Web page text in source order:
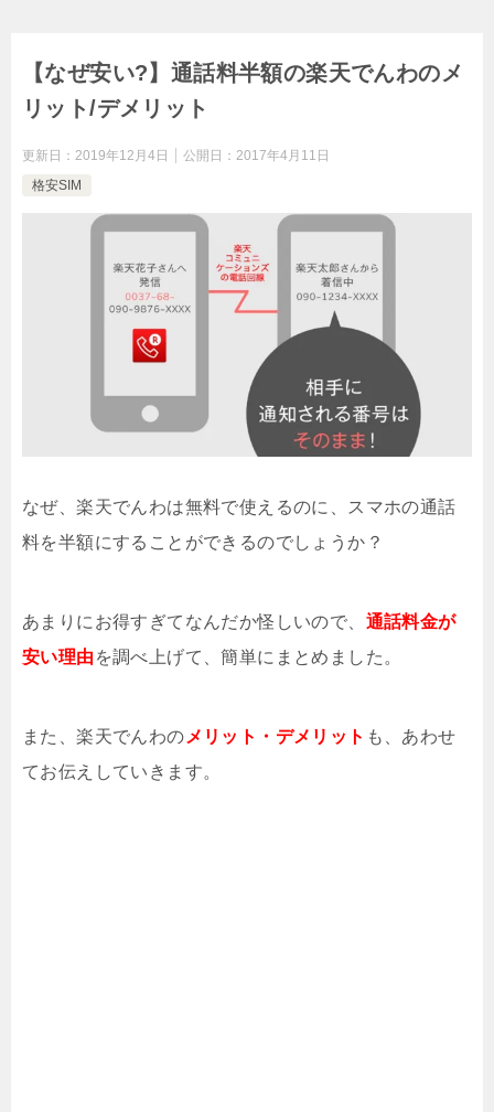
【なぜ安い?】通話料半額の楽天でんわのメ
リット/デメリット
更新日： 2019年12月4日 公開日： 2017年4月11日
格安SIM
なぜ、楽天でんわは無料で使えるのに、スマホの通話
料を半額にすることができるのでしょうか？
あまりにお得すぎてなんだか怪しいので、 通話料金が
安い理由 を調べ上げて、簡単にまとめました。
また、楽天でんわの メリット・デメリット も、あわせ
てお伝えしていきます。